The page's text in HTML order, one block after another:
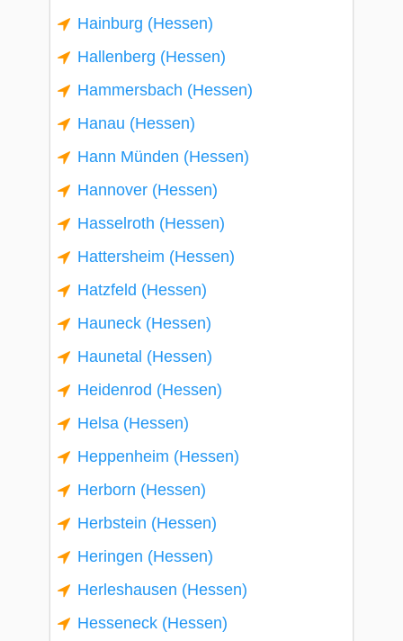
Hainburg (Hessen)
Hallenberg (Hessen)
Hammersbach (Hessen)
Hanau (Hessen)
Hann Münden (Hessen)
Hannover (Hessen)
Hasselroth (Hessen)
Hattersheim (Hessen)
Hatzfeld (Hessen)
Hauneck (Hessen)
Haunetal (Hessen)
Heidenrod (Hessen)
Helsa (Hessen)
Heppenheim (Hessen)
Herborn (Hessen)
Herbstein (Hessen)
Heringen (Hessen)
Herleshausen (Hessen)
Hesseneck (Hessen)